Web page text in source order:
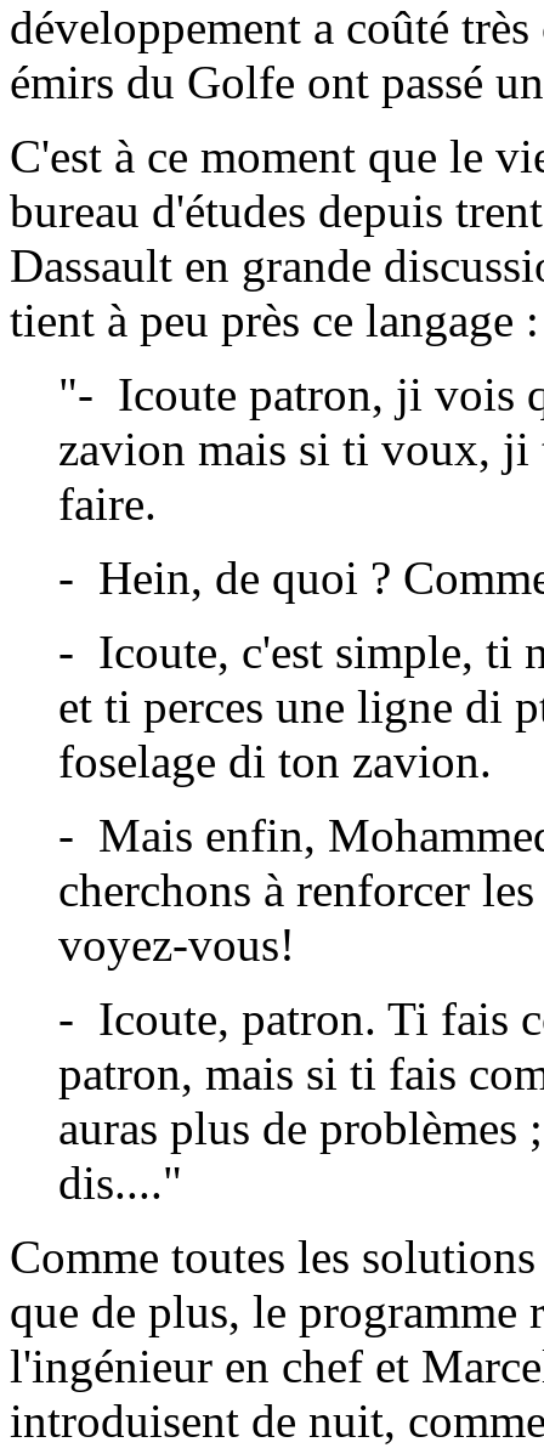
développement a coûté
émirs du Golfe ont passé
C'est à ce moment que le
bureau d'études depuis
Dassault en grande
tient à peu près ce langage :
"- Icoute patron, ji vois
zavion mais si ti voux,
faire.
- Hein, de quoi ?
- Icoute, c'est simple, ti
et ti perces une ligne di
foselage di ton zavion.
- Mais enfin,
cherchons à renforcer
voyez-vous!
- Icoute, patron. Ti fais
patron, mais si ti fais
auras plus de
dis...."
Comme toutes les
que de plus, le programme
l'ingénieur en chef et
introduisent de nuit,